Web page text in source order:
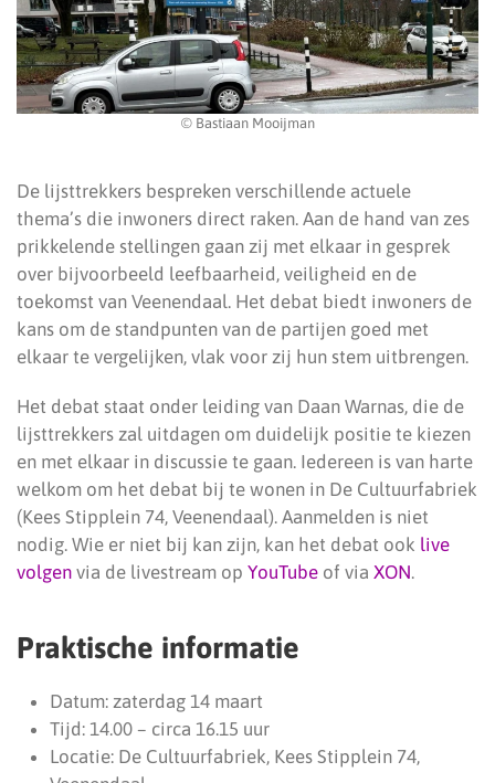
© Bastiaan Mooijman
De lijsttrekkers bespreken verschillende actuele
thema’s die inwoners direct raken. Aan de hand van zes
prikkelende stellingen gaan zij met elkaar in gesprek
over bijvoorbeeld leefbaarheid, veiligheid en de
toekomst van Veenendaal. Het debat biedt inwoners de
kans om de standpunten van de partijen goed met
elkaar te vergelijken, vlak voor zij hun stem uitbrengen.
Het debat staat onder leiding van Daan Warnas, die de
lijsttrekkers zal uitdagen om duidelijk positie te kiezen
en met elkaar in discussie te gaan. Iedereen is van harte
welkom om het debat bij te wonen in De Cultuurfabriek
(Kees Stipplein 74, Veenendaal). Aanmelden is niet
nodig. Wie er niet bij kan zijn, kan het debat ook live
volgen via de livestream op YouTube of via XON.
Praktische informatie
Datum: zaterdag 14 maart
Tijd: 14.00 – circa 16.15 uur
Locatie: De Cultuurfabriek, Kees Stipplein 74,